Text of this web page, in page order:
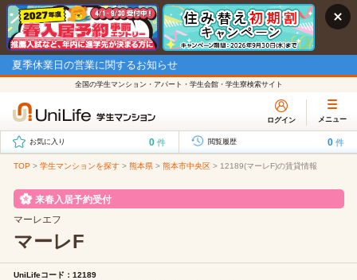
夏季休業日の営業に関するお知らせ
全国の学生マンション・アパート・学生会館・学生寮検索サイト
ログイン メニュー
お気に入り 0 件 閲覧履歴 0 件
TOP > 学生マンションを探す > 熊本県 > 熊本市中央区 > 12189(マーレF)の賃貸情報
来春入居予約受付
マーレエフ
マーレF
UniLifeコード：12189